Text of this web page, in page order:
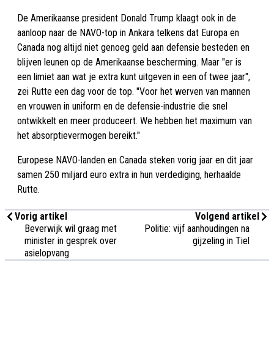
De Amerikaanse president Donald Trump klaagt ook in de
aanloop naar de NAVO-top in Ankara telkens dat Europa en
Canada nog altijd niet genoeg geld aan defensie besteden en
blijven leunen op de Amerikaanse bescherming. Maar "er is
een limiet aan wat je extra kunt uitgeven in een of twee jaar",
zei Rutte een dag voor de top. "Voor het werven van mannen
en vrouwen in uniform en de defensie-industrie die snel
ontwikkelt en meer produceert. We hebben het maximum van
het absorptievermogen bereikt."
Europese NAVO-landen en Canada steken vorig jaar en dit jaar
samen 250 miljard euro extra in hun verdediging, herhaalde
Rutte.
Vorig artikel
Beverwijk wil graag met
minister in gesprek over
asielopvang
Volgend artikel
Politie: vijf aanhoudingen na
gijzeling in Tiel